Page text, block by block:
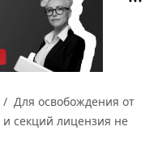
Для освобождения от
и секций лицензия не